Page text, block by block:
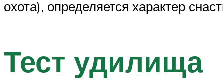
охота), определяется характер
Тест удилища